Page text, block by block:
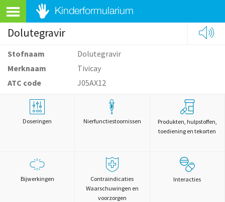
Dolutegravir
Stofnaam
Dolutegravir
Merknaam
Tivicay
ATC code
J05AX12
Doseringen Nierfunctiestoornissen
Produkten, hulpstoffen,
toediening en tekorten
Bijwerkingen
Contraindicaties
Waarschuwingen en
voorzorgen
Interacties